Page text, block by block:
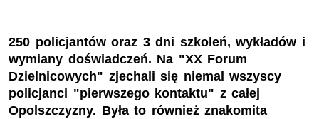
250 policjantów oraz 3 dni szkoleń, wykładów i
wymiany doświadczeń. Na "XX Forum
Dzielnicowych" zjechali się niemal wszyscy
policjanci "pierwszego kontaktu" z całej
Opolszczyzny. Była to również znakomita